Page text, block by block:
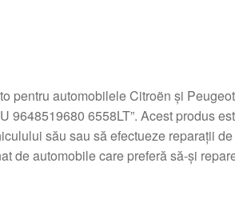
pentru automobilele Citroën și
9648519680 6558LT”. Acest produs
său sau să efectueze reparații
de automobile care preferă să-și